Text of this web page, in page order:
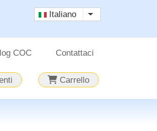
Italiano Mostra ulteriori
COC Contattaci
Carrello